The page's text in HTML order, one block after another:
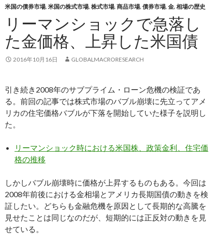
米国の債券市場, 米国の株式市場, 株式市場, 商品市場, 債券市場, 金, 相場の歴史
リーマンショックで急落し
た金価格、上昇した米国債
2016年10月16日 GLOBALMACRORESEARCH
引き続き2008年のサブプライム・ローン危機の検証であ
る。前回の記事では株式市場のバブル崩壊に先立ってアメ
リカの住宅価格バブルが下落を開始していた様子を説明し
た。
リーマンショック時における米国株、政策金利、住宅価
格の推移
しかしバブル崩壊時に価格が上昇するものもある。今回は
2008年前後における金相場とアメリカ長期国債の動きを検
証したい。どちらも金融危機を原因として長期的な高騰を
見せたことは同じなのだが、短期的には正反対の動きを見
せている。